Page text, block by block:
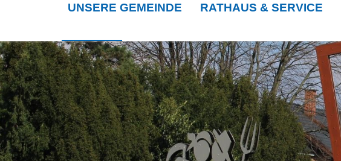
UNSERE GEMEINDE RATHAUS & SERVICE